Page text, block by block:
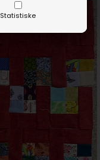
Statistiske